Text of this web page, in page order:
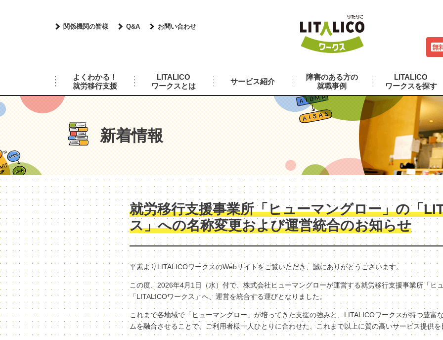
関係機関の皆様 Q&A お問い合わせ
よくわかる！
就労移行支援
LITALICO
ワークスとは
サービス紹介
障害のある方の
就職事例
LITALICO
ワークスを探す
新着情報
就労移行支援事業所「ヒューマングロー」の「
ス」への名称変更および運営統合のお知らせ
平素よりLITALICOワークスのWebサイトをご覧いただき、誠にありがとうございます。
この度、2026年4月1日（水）付で、株式会社ヒューマングローが運営する就労移行支援事業所「ヒ
「LITALICOワークス」へ、運営を統合する運びとなりました。
これまで各地域で「ヒューマングロー」が培ってきた支援の強みと、LITALICOワークスが持つ豊富
ムを融合させることで、ご利用者様一人ひとりに合わせた、これまで以上に質の高いサービス提供